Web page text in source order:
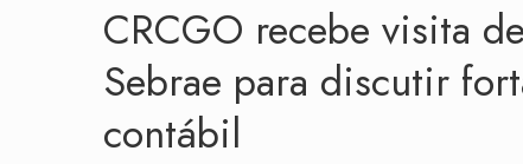
CRCGO recebe visita
Sebrae para discutir
contábil